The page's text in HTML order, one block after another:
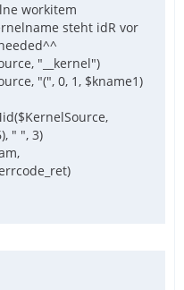
workitem
steht idR vor
"__kernel")
"(", 0, 1, $kname1)
" ", 3)